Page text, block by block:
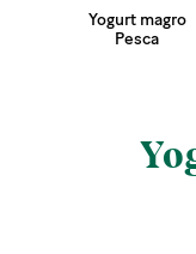
Yogurt magro
Pesca